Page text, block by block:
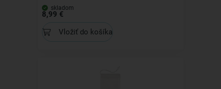
skladom
8,99 €
Vložiť do košíka